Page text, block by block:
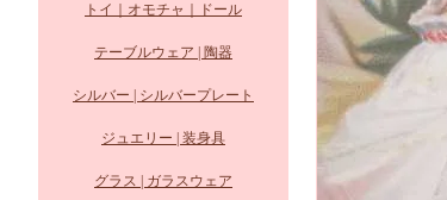
トイ｜オモチャ｜ドール
テーブルウェア | 陶器
シルバー | シルバープレート
ジュエリー | 装身具
グラス | ガラスウェア